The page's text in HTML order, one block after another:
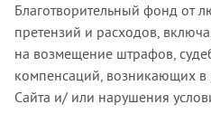
Благотворительный фонд от
претензий и расходов,
на возмещение штрафов,
компенсаций, возникающих в
Сайта и/ или нарушения